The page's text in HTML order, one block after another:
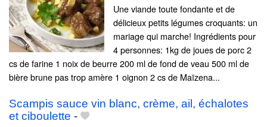
Une viande toute fondante et de
délicieux petits légumes croquants: un
mariage qui marche! Ingrédients pour
4 personnes: 1kg de joues de porc 2
cs de farine 1 noix de beurre 200 ml de fond de veau 500 ml de
bière brune pas trop amère 1 oignon 2 cs de Maïzena...
Scampis sauce vin blanc, crème, ail, échalotes
et ciboulette -